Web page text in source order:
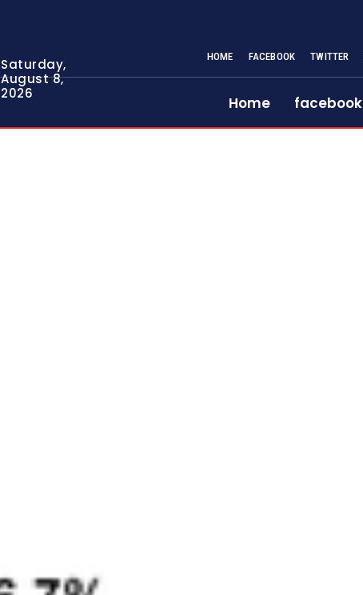
Saturday,
August 8,
2026
HOME FACEBOOK TWITTER
Home facebook